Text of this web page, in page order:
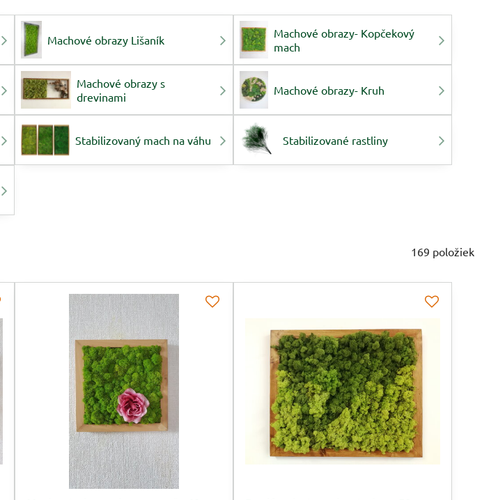
Machové obrazy Lišaník
Machové obrazy- Kopčekový
mach
Machové obrazy s
drevinami
Machové obrazy- Kruh
Stabilizovaný mach na váhu Stabilizované rastliny
169 položiek